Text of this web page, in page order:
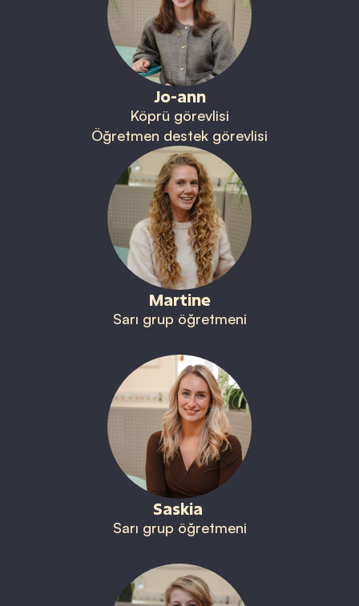
Jo-ann
Köprü görevlisi
Öğretmen destek görevlisi
Martine
Sarı grup öğretmeni
Saskia
Sarı grup öğretmeni